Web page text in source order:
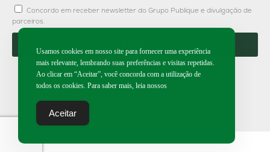
Concordo em receber newsletter do Grupo Publique e divulgação de
parceiros.
2026 | Todos os direitos reservados.
Usamos cookies em nosso site para fornecer uma experiência
mais relevante, lembrando suas preferências e visitas repetidas.
Ao clicar em “Aceitar”, você concorda com a utilização de
todos os cookies. Para saber mais, leia nossos
Aceitar